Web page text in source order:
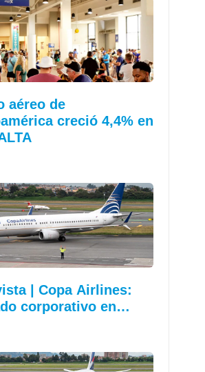
aéreo de
creció 4,4% en
| Copa Airlines:
corporativo en…